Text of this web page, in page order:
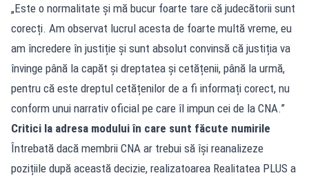
„Este o normalitate și mă bucur foarte tare că judecătorii sunt
corecți. Am observat lucrul acesta de foarte multă vreme, eu
am încredere în justiție și sunt absolut convinsă că justiția va
învinge până la capăt și dreptatea și cetățenii, până la urmă,
pentru că este dreptul cetățenilor de a fi informați corect, nu
conform unui narrativ oficial pe care îl impun cei de la CNA.”
Critici la adresa modului în care sunt făcute numirile
Întrebată dacă membrii CNA ar trebui să își reanalizeze
pozițiile după această decizie, realizatoarea Realitatea PLUS a